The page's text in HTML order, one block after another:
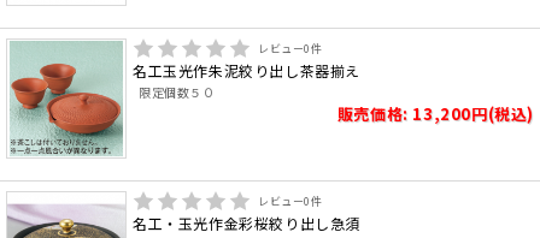
レビュー0件
名工玉光作朱泥絞り出し茶器揃え
限定個数５０
販売価格: 13,200円(税込)
レビュー0件
名工・玉光作金彩桜絞り出し急須